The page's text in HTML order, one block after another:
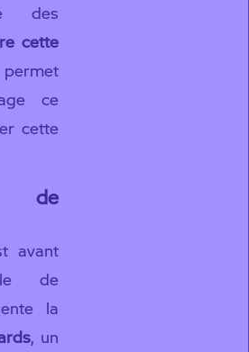
des
cette
ce
cette
de
avant
de
la
, un